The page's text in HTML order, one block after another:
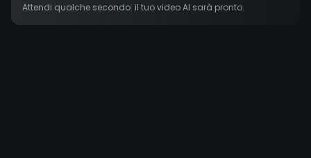
Attendi qualche secondo: il tuo video AI sarà pronto.